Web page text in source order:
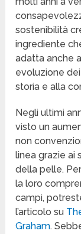
sostenibilità
ingrediente
adatta anche
evoluzione
storia e alla
Negli ultimi
visto un
non
linea grazie ai
della pelle.
la loro
campi,
l’articolo su
Graham.